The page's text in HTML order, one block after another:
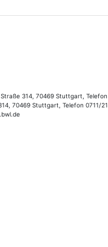
314, 70469 Stuttgart,
70469 Stuttgart, Telefon 0711/